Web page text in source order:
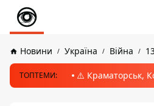
Новини Україна Війна
ТОПТЕМИ: ⚠️ Краматорськ,